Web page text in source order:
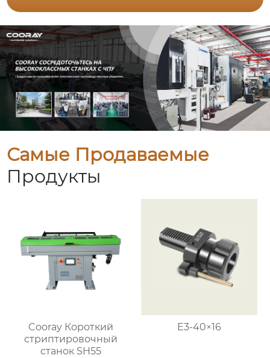
Самые Продаваемые
Продукты
Cooray Короткий
стриптировочный
станок SH55
E3-40×16